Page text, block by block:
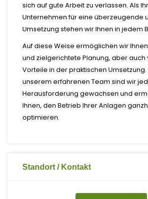
sich auf gute Arbeit zu verlassen. Als
Unternehmen für eine überzeugende
Umsetzung stehen wir Ihnen in jedem
Auf diese Weise ermöglichen wir
und zielgerichtete Planung, aber auch
Vorteile in der praktischen
unserem erfahrenen Team sind wir
Herausforderung gewachsen und
Ihnen, den Betrieb Ihrer Anlagen
optimieren.
Standort / Kontakt